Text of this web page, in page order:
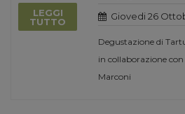
LEGGI
TUTTO
Giovedi 26
Degustazione di
in collaborazione con
Marconi